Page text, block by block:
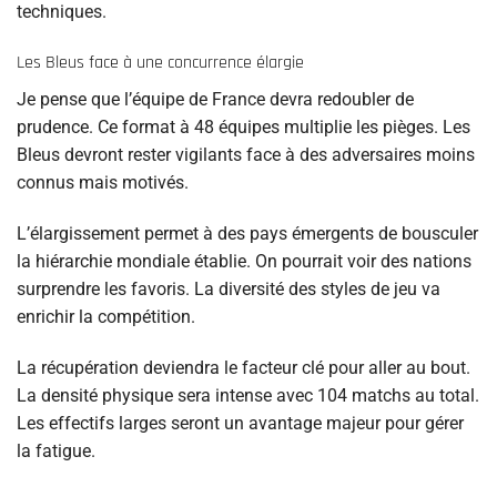
techniques.
Les Bleus face à une concurrence élargie
Je pense que l’équipe de France devra redoubler de
prudence. Ce format à 48 équipes multiplie les pièges. Les
Bleus devront rester vigilants face à des adversaires moins
connus mais motivés.
L’élargissement permet à des pays émergents de bousculer
la hiérarchie mondiale établie. On pourrait voir des nations
surprendre les favoris. La diversité des styles de jeu va
enrichir la compétition.
La récupération deviendra le facteur clé pour aller au bout.
La densité physique sera intense avec 104 matchs au total.
Les effectifs larges seront un avantage majeur pour gérer
la fatigue.